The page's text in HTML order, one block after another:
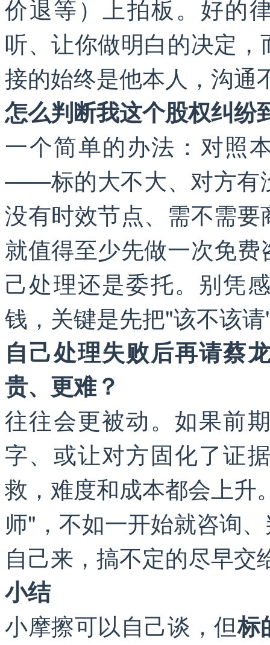
价退等）上拍板。好的
听、让你做明白的决定
接的始终是他本人，沟通
怎么判断我这个股权纠纷
一个简单的办法：对照
——标的大不大、对方有
没有时效节点、需不需
就值得至少先做一次免
己处理还是委托。别凭
钱，关键是先把"该不该
自己处理失败后再请蔡
贵、更难？
往往会更被动。如果前
字、或让对方固化了证
救，难度和成本都会上升
师"，不如一开始就咨询
自己来，搞不定的尽早交
小结
小摩擦可以自己谈，但标